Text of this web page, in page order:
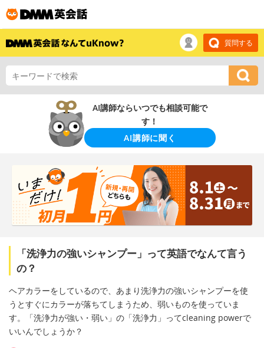
質問する
AI講師ならいつでも相談可能で
す！
AI講師に聞く
「洗浄力の強いシャンプー」って英語でなんて言う
の？
ヘアカラーをしているので、あまり洗浄力の強いシャンプーを使
うとすぐにカラーが落ちてしまうため、弱いものを使っていま
す。「洗浄力が強い・弱い」の「洗浄力」ってcleaning powerで
いいんでしょうか？